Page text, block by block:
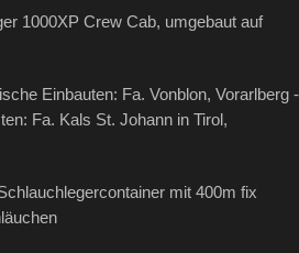
1000XP Crew Cab, umgebaut auf
Einbauten: Fa. Vonblon, Vorarlberg -
Fa. Kals St. Johann in Tirol,
mit 400m fix